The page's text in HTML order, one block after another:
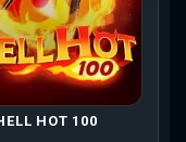
HOT 100